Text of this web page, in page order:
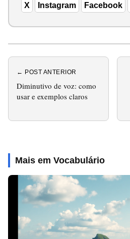
X Instagram Facebook
← POST ANTERIOR
Diminutivo de voz: como
usar e exemplos claros
Mais em Vocabulário